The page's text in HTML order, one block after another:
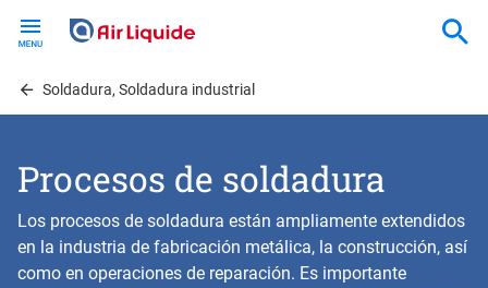
contentSoldadura, Soldadura industrial
Procesos de soldadura
Los procesos de soldadura están ampliamente extendidos
en la industria de fabricación metálica, la construcción, así
como en operaciones de reparación. Es importante